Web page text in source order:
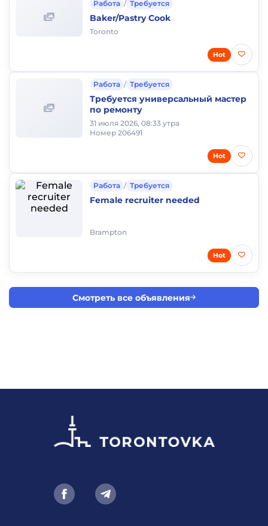
Работа / Требуется
Baker/Pastry Cook
Toronto
Hot
Работа / Требуется
Требуется универсальный мастер
по ремонту
31 июля 2026, 08:33 утра
Номер 206491
Hot
Работа / Требуется
Female recruiter needed
Brampton
Hot
Смотреть все объявления